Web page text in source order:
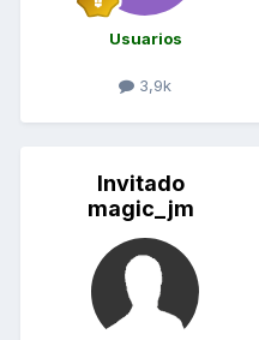
Usuarios
3,9k
Invitado
magic_jm